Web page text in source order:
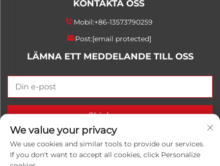
KONTAKTA OSS
Mobil:+86-13573790259
Post:[email protected]
LÄMNA ETT MEDDELANDE TILL OSS
Skicka nu
Upphovsrätt © 2025 China Shandong Luwanhong
We value your privacy
We use cookies and similar tools to provide our services.
If you don't want to accept all cookies, click Personalize